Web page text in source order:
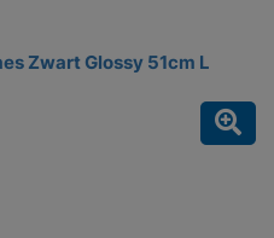
Zwart Glossy 51cm L